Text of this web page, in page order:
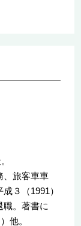
、旅客車車
３（1991）
職。著書に
他。